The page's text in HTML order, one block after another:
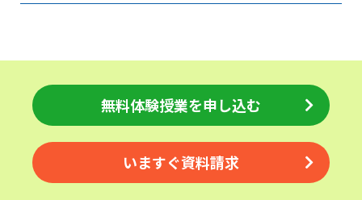
無料体験授業を申し込む
いますぐ資料請求